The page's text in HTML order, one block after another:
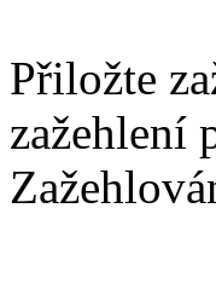
Přiložte
zažehlení